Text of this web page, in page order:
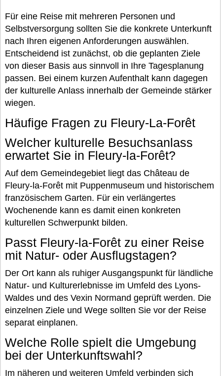
Für eine Reise mit mehreren Personen und
Selbstversorgung sollten Sie die konkrete Unterkunft
nach Ihren eigenen Anforderungen auswählen.
Entscheidend ist zunächst, ob die geplanten Ziele
von dieser Basis aus sinnvoll in Ihre Tagesplanung
passen. Bei einem kurzen Aufenthalt kann dagegen
der kulturelle Anlass innerhalb der Gemeinde stärker
wiegen.
Häufige Fragen zu Fleury-La-Forêt
Welcher kulturelle Besuchsanlass
erwartet Sie in Fleury-la-Forêt?
Auf dem Gemeindegebiet liegt das Château de
Fleury-la-Forêt mit Puppenmuseum und historischem
französischem Garten. Für ein verlängertes
Wochenende kann es damit einen konkreten
kulturellen Schwerpunkt bilden.
Passt Fleury-la-Forêt zu einer Reise
mit Natur- oder Ausflugstagen?
Der Ort kann als ruhiger Ausgangspunkt für ländliche
Natur- und Kulturerlebnisse im Umfeld des Lyons-
Waldes und des Vexin Normand geprüft werden. Die
einzelnen Ziele und Wege sollten Sie vor der Reise
separat einplanen.
Welche Rolle spielt die Umgebung
bei der Unterkunftswahl?
Im näheren und weiteren Umfeld verbinden sich